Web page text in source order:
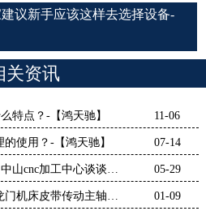
议新手应该这样去选择设备-
关资讯
特点？-【鸿天驰】 11-06
使用？-【鸿天驰】 07-14
山cnc加工中心谈谈看
05-29
门机床皮带传动主轴异 01-09